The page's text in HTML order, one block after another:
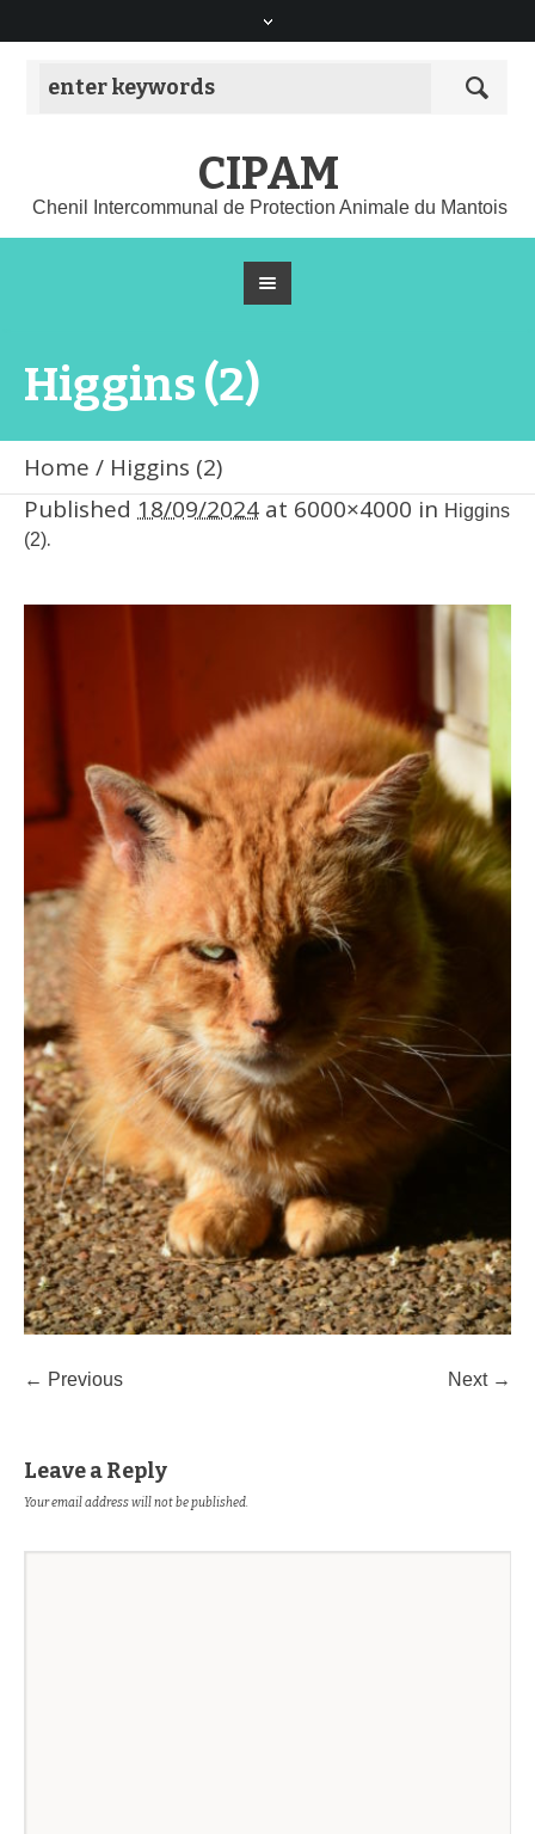
CIPAM
Chenil Intercommunal de Protection Animale du Mantois
Higgins (2)
Home / Higgins (2)
Published 18/09/2024 at 6000×4000 in Higgins
(2).
← Previous Next →
Leave a Reply
Your email address will not be published.